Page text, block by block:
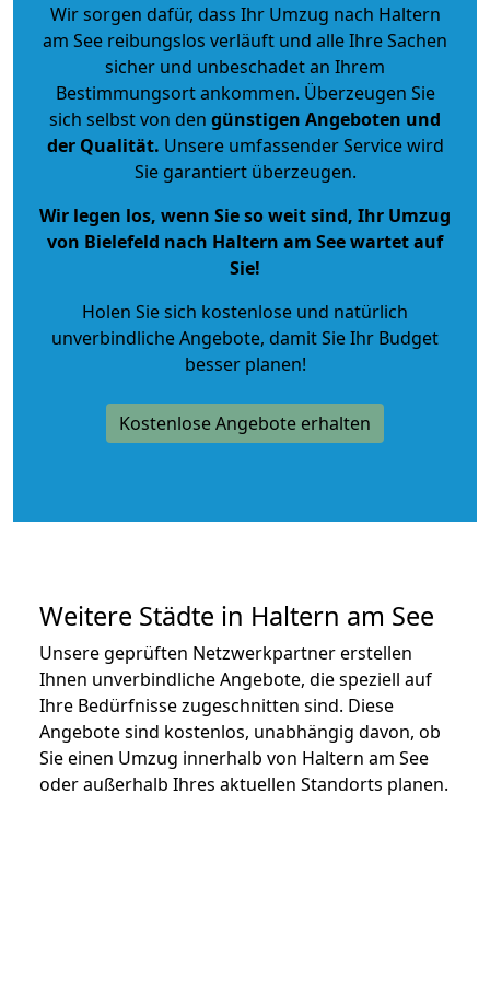
Wir sorgen dafür, dass Ihr Umzug nach Haltern
am See reibungslos verläuft und alle Ihre Sachen
sicher und unbeschadet an Ihrem
Bestimmungsort ankommen. Überzeugen Sie
sich selbst von den günstigen Angeboten und
der Qualität. Unsere umfassender Service wird
Sie garantiert überzeugen.
Wir legen los, wenn Sie so weit sind, Ihr Umzug
von Bielefeld nach Haltern am See wartet auf
Sie!
Holen Sie sich kostenlose und natürlich
unverbindliche Angebote, damit Sie Ihr Budget
besser planen!
Kostenlose Angebote erhalten
Weitere Städte in Haltern am See
Unsere geprüften Netzwerkpartner erstellen
Ihnen unverbindliche Angebote, die speziell auf
Ihre Bedürfnisse zugeschnitten sind. Diese
Angebote sind kostenlos, unabhängig davon, ob
Sie einen Umzug innerhalb von Haltern am See
oder außerhalb Ihres aktuellen Standorts planen.